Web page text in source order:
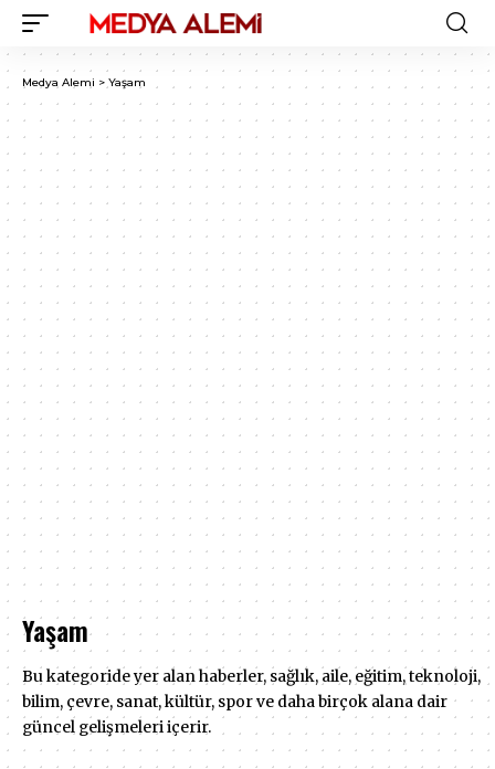
Medya Alemi > Yaşam
Yaşam
Bu kategoride yer alan haberler, sağlık, aile, eğitim, teknoloji,
bilim, çevre, sanat, kültür, spor ve daha birçok alana dair
güncel gelişmeleri içerir.